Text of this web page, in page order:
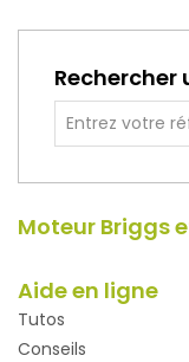
Rechercher
Moteur Briggs
Aide en ligne
Tutos
Conseils